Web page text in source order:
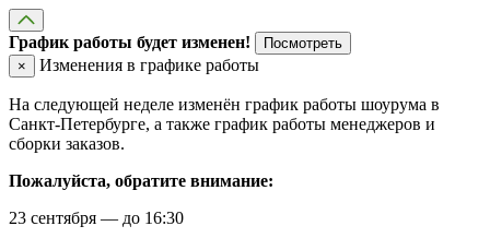
График работы будет изменен!
Посмотреть
×
Изменения в графике работы
На следующей неделе изменён график работы шоурума в
Санкт-Петербурге, а также график работы менеджеров и
сборки заказов.
Пожалуйста, обратите внимание:
23 сентября — до 16:30